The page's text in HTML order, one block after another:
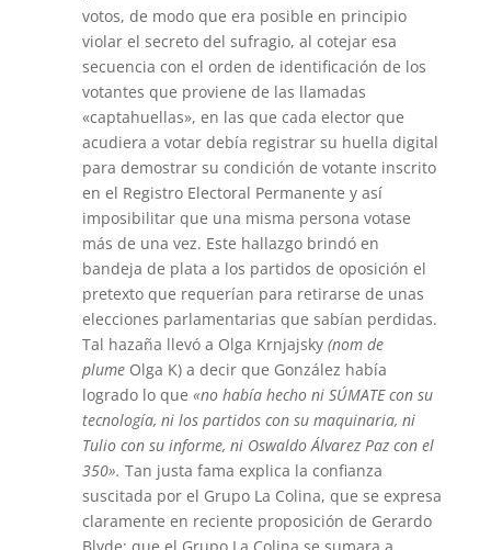
votos, de modo que era posible en principio
violar el secreto del sufragio, al cotejar esa
secuencia con el orden de identificación de los
votantes que proviene de las llamadas
«captahuellas», en las que cada elector que
acudiera a votar debía registrar su huella digital
para demostrar su condición de votante inscrito
en el Registro Electoral Permanente y así
imposibilitar que una misma persona votase
más de una vez. Este hallazgo brindó en
bandeja de plata a los partidos de oposición el
pretexto que requerían para retirarse de unas
elecciones parlamentarias que sabían perdidas.
Tal hazaña llevó a Olga Krnjajsky (nom de
plumeOlga K) a decir que González había
logrado lo que «no había hecho ni SÚMATE con su
tecnología, ni los partidos con su maquinaria, ni
Tulio con su informe, ni Oswaldo Álvarez Paz con el
350». Tan justa fama explica la confianza
suscitada por el Grupo La Colina, que se expresa
claramente en reciente proposición de Gerardo